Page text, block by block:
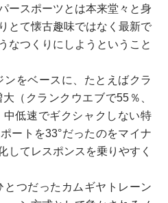
ースポーツとは本来堂々と身
とて懐古趣味ではなく最新で
なつくりにしようということ
をベースに、たとえばクラ
（クランクウエブで55％、
低速でギクシャクしない特
ートを33°だったのをマイナ
してレスポンスを乗りやすく
とつだったカムギヤトレーン